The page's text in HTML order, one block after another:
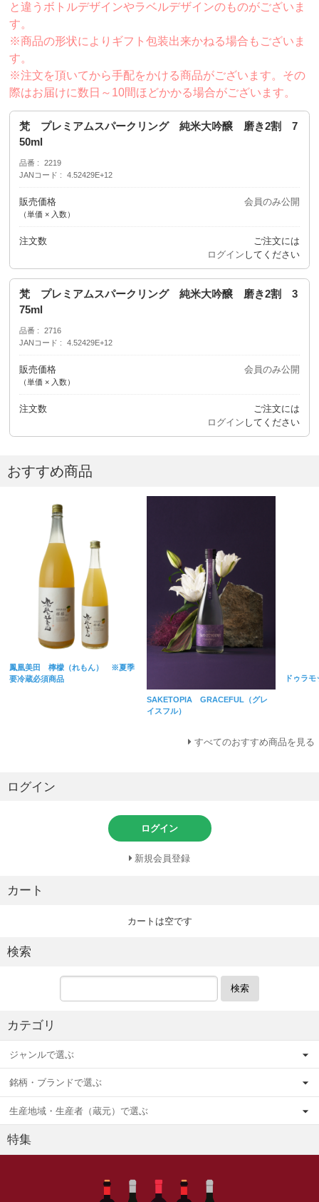
と違うボトルデザインやラベルデザインのものがございま
す。
※商品の形状によりギフト包装出来かねる場合もございま
す。
※注文を頂いてから手配をかける商品がございます。その
際はお届けに数日～10間ほどかかる場合がございます。
梵 プレミアムスパークリング 純米大吟醸 磨き2割 7
50ml
品番
2219
JANコード
4.52429E+12
販売価格
（単価 × 入数）
会員のみ公開
注文数
ご注文には
ログイン してください
梵 プレミアムスパークリング 純米大吟醸 磨き2割 3
75ml
品番
2716
JANコード
4.52429E+12
販売価格
（単価 × 入数）
会員のみ公開
注文数
ご注文には
ログイン してください
おすすめ商品
鳳凰美田 檸檬（れもん） ※夏季
要冷蔵必須商品
SAKETOPIA GRACEFUL（グレ
イスフル）
ドゥラ
すべてのおすすめ商品を見る
ログイン
ログイン
新規会員登録
カート
カートは空です
検索
検索
カテゴリ
ジャンルで選ぶ
銘柄・ブランドで選ぶ
生産地域・生産者（蔵元）で選ぶ
特集